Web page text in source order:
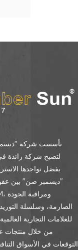
لتصبح شركة رائدة
بفضل تواجدها
"ديسمبر صن" بين عقود
الصارمة، وسلسلة
للعلامات التجارية
من خلال منتجات
التوقعات في الأسواق